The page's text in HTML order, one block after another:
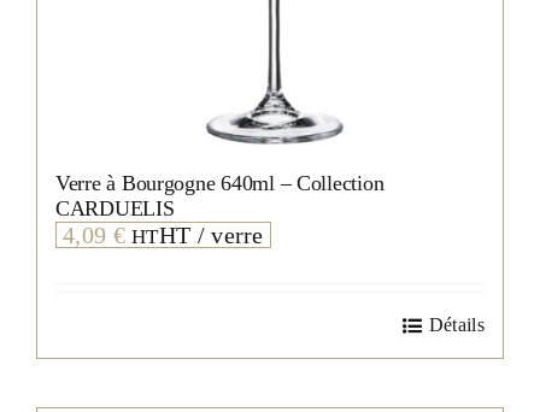
Verre à Bourgogne 640ml – Collection
CARDUELIS
4,09 € HTHT / verre
Détails